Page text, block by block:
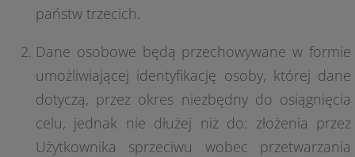
państw trzecich.
Dane osobowe będą przechowywane w formie
umożliwiającej identyfikację osoby, której dane
dotyczą, przez okres niezbędny do osiągnięcia
celu, jednak nie dłużej niż do: złożenia przez
Użytkownika sprzeciwu wobec przetwarzania